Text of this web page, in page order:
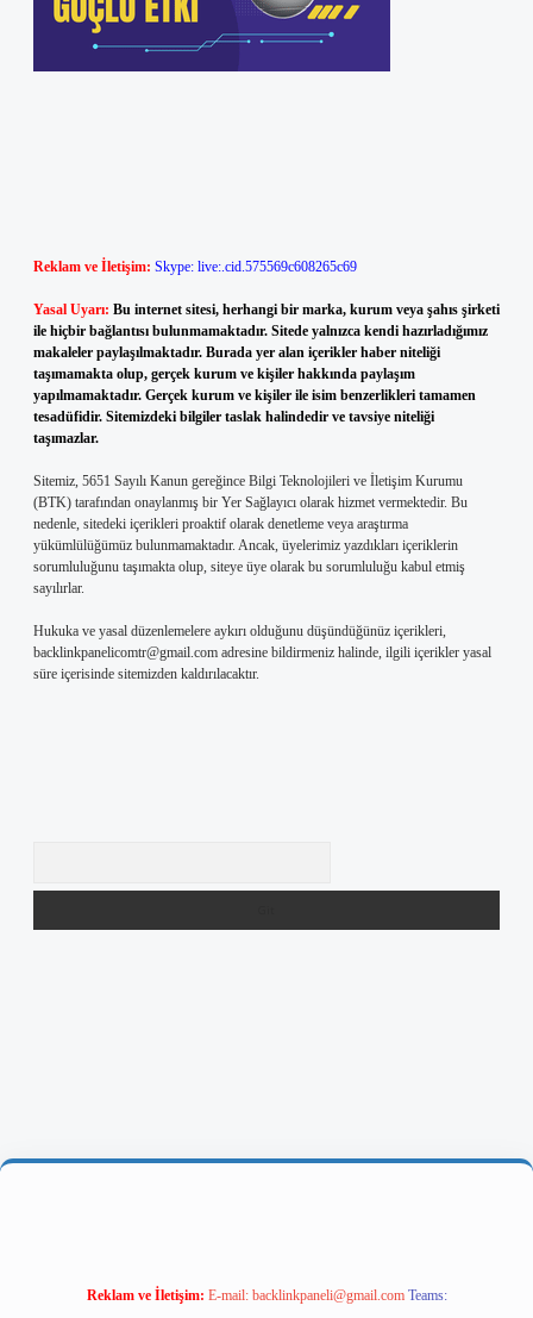
Reklam ve İletişim: Skype: live:.cid.575569c608265c69
Yasal Uyarı: Bu internet sitesi, herhangi bir marka, kurum veya şahıs şirketi
ile hiçbir bağlantısı bulunmamaktadır. Sitede yalnızca kendi hazırladığımız
makaleler paylaşılmaktadır. Burada yer alan içerikler haber niteliği
taşımamakta olup, gerçek kurum ve kişiler hakkında paylaşım
yapılmamaktadır. Gerçek kurum ve kişiler ile isim benzerlikleri tamamen
tesadüfidir. Sitemizdeki bilgiler taslak halindedir ve tavsiye niteliği
taşımazlar.
Sitemiz, 5651 Sayılı Kanun gereğince Bilgi Teknolojileri ve İletişim Kurumu
(BTK) tarafından onaylanmış bir Yer Sağlayıcı olarak hizmet vermektedir. Bu
nedenle, sitedeki içerikleri proaktif olarak denetleme veya araştırma
yükümlülüğümüz bulunmamaktadır. Ancak, üyelerimiz yazdıkları içeriklerin
sorumluluğunu taşımakta olup, siteye üye olarak bu sorumluluğu kabul etmiş
sayılırlar.
Hukuka ve yasal düzenlemelere aykırı olduğunu düşündüğünüz içerikleri,
backlinkpanelicomtr@gmail.com adresine bildirmeniz halinde, ilgili içerikler yasal
süre içerisinde sitemizden kaldırılacaktır.
Reklam ve İletişim: E-mail: backlinkpaneli@gmail.com Teams: